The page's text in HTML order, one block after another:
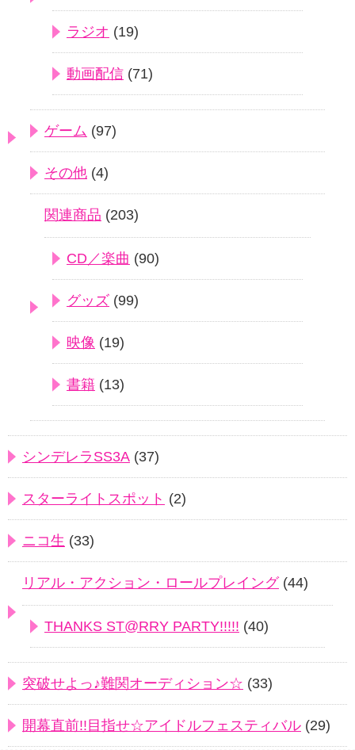
ラジオ (19)
動画配信 (71)
ゲーム (97)
その他 (4)
関連商品 (203)
CD／楽曲 (90)
グッズ (99)
映像 (19)
書籍 (13)
シンデレラSS3A (37)
スターライトスポット (2)
ニコ生 (33)
リアル・アクション・ロールプレイング(44)
THANKS ST@RRY PARTY!!!!! (40)
突破せよっ♪難関オーディション☆ (33)
開幕直前!!目指せ☆アイドルフェスティバル (29)